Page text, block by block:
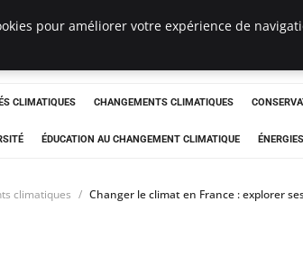
CLIMATIQUES CHANGEMENTS CLIMATIQUES
ÉDUCATION AU CHANGEMENT CLIMATIQUE
climatiques Changer le climat en France : explorer
pour améliorer votre expérience de